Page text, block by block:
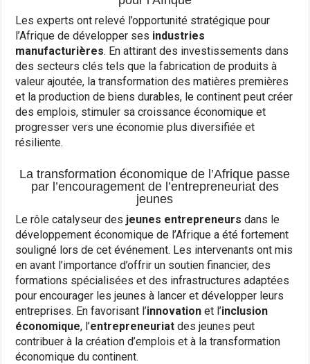
Les experts ont relevé l’opportunité stratégique pour
l’Afrique de développer ses industries
manufacturières. En attirant des investissements dans
des secteurs clés tels que la fabrication de produits à
valeur ajoutée, la transformation des matières premières
et la production de biens durables, le continent peut créer
des emplois, stimuler sa croissance économique et
progresser vers une économie plus diversifiée et
résiliente.
La transformation économique de l’Afrique passe
par l’encouragement de l’entrepreneuriat des
jeunes
Le rôle catalyseur des jeunes entrepreneursdans le
développement économique de l’Afrique a été fortement
souligné lors de cet événement. Les intervenants ont mis
en avant l’importance d’offrir un soutien financier, des
formations spécialisées et des infrastructures adaptées
pour encourager les jeunes à lancer et développer leurs
entreprises. En favorisant l’innovation et l’inclusion
économique, l’entrepreneuriatdes jeunes peut
contribuer à la création d’emplois et à la transformation
économique du continent.